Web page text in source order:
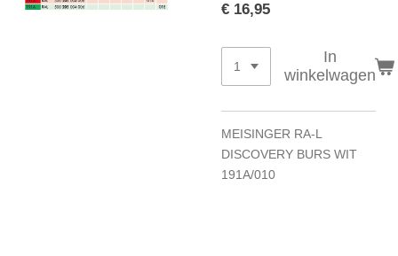
€ 16,95
In
winkelwagen
MEISINGER RA-L
DISCOVERY BURS WIT
191A/010